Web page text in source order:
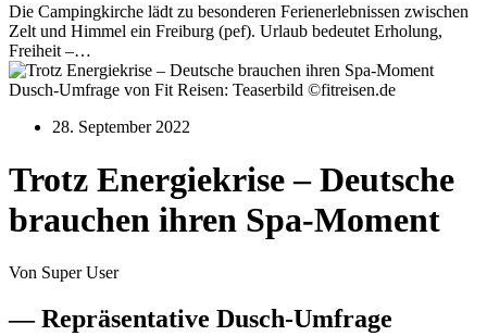
Die Campingkirche lädt zu besonderen Ferienerlebnissen zwischen
Zelt und Himmel ein Freiburg (pef). Urlaub bedeutet Erholung,
Freiheit –…
Dusch-Umfrage von Fit Reisen: Teaserbild ©fitreisen.de
28. September 2022
Trotz Energiekrise – Deutsche
brauchen ihren Spa-Moment
Von Super User
— Repräsentative Dusch-Umfrage